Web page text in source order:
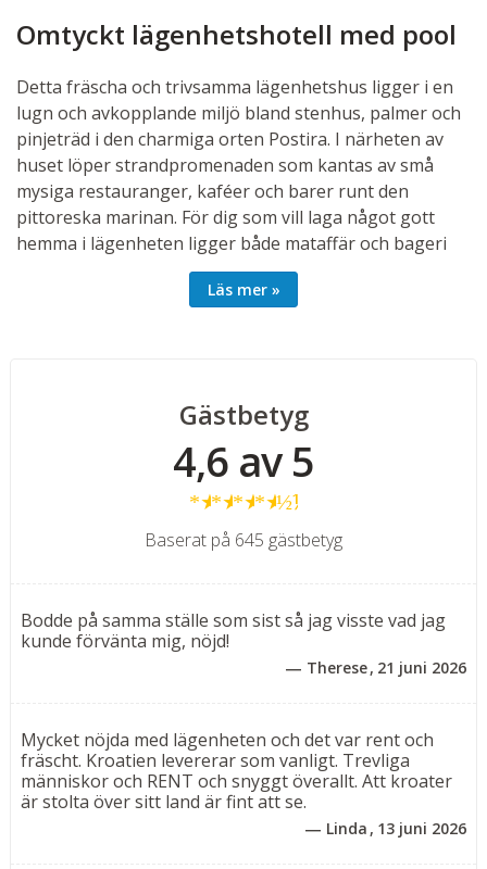
Omtyckt lägenhetshotell med pool
Detta fräscha och trivsamma lägenhetshus ligger i en
lugn och avkopplande miljö bland stenhus, palmer och
pinjeträd i den charmiga orten Postira. I närheten av
huset löper strandpromenaden som kantas av små
mysiga restauranger, kaféer och barer runt den
pittoreska marinan. För dig som vill laga något gott
hemma i lägenheten ligger både mataffär och bageri
endast 200 meter bort, så det är enkelt att handla
färska råvaror och nybakat bröd till dagens måltider.
sandstrand och historiska sevärdheter i de rustika
byarna på landsbygden. Som gäst på Lägenheter
Marija har man tillgång till
Hotell Pasturas
och även den vackra klapperstensstranden utanför
Bekväma och funktionella tvårumslägenheter – 40 m²
Trivsamma och välplanerade tvårumslägenheter med
balkong – ett utmärkt val för par eller mindre familjer.
Varje lägenhet består av ett separat sovrum med
en bäddsoffa/extrasäng (140x200 cm), som passar för 1
vuxen eller 1–2 barn upp till 15 år.
Lägenheterna är utrustade med allt du behöver för en
Läs mer
Gästbetyg
4,6 av 5
★★★★ ½
Baserat på 645 gästbetyg
Bodde på samma ställe som sist så jag visste vad jag
kunde förvänta mig, nöjd!
Therese 21 juni 2026
Mycket nöjda med lägenheten och det var rent och
fräscht. Kroatien levererar som vanligt. Trevliga
människor och RENT och snyggt överallt. Att kroater
är stolta över sitt land är fint att se.
Linda 13 juni 2026